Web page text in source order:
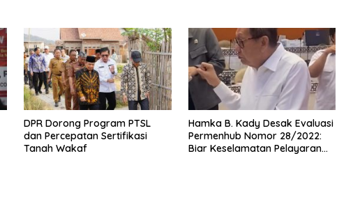
DPR Dorong Program PTSL
dan Percepatan Sertifikasi
Tanah Wakaf
Hamka B. Kady Desak Evaluasi
Permenhub Nomor 28/2022:
Biar Keselamatan Pelayaran